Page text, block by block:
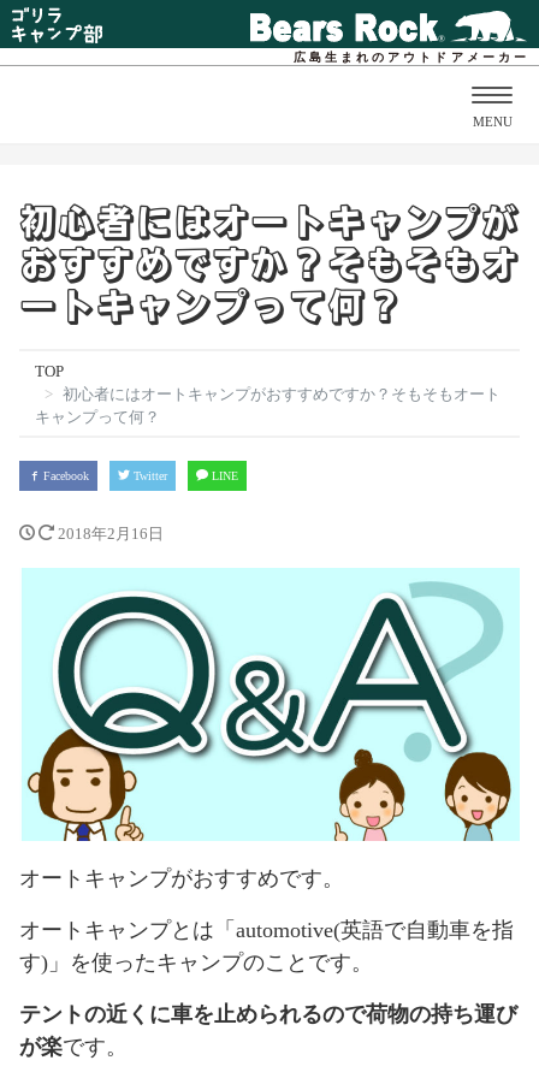
広島生まれのアウトドアメーカー
MENU
初心者にはオートキャンプが
おすすめですか？そもそもオ
ートキャンプって何？
TOP
初心者にはオートキャンプがおすすめですか？そもそもオート
キャンプって何？
Facebook Twitter LINE
2018年2月16日
オートキャンプがおすすめです。
オートキャンプとは「automotive(英語で自動車を指
す)」を使ったキャンプのことです。
テントの近くに車を止められるので荷物の持ち運び
が楽です。